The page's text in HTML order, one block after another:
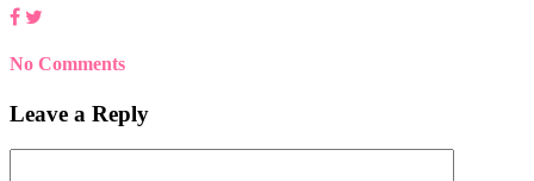
No Comments
Leave a Reply